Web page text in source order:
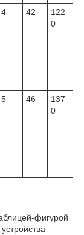
4 42
122
0
5 46
137
0
фигурой